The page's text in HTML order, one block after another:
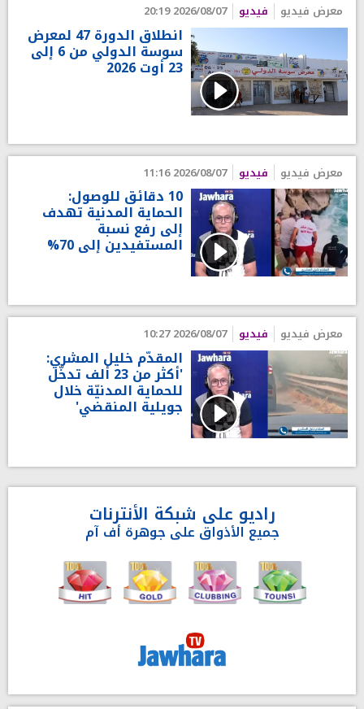
معرض فيديو فيديو 2026/08/07 20:19
انطلاق الدورة 47 لمعرض
سوسة الدولي من 6 إلى
23 أوت 2026
معرض فيديو فيديو 2026/08/07 11:16
10 دقائق للوصول:
الحماية المدنية تهدف
إلى رفع نسبة
المستفيدين إلى 70%
معرض فيديو فيديو 2026/08/07 10:27
المقدّم خليل المشري:
'أكثر من 23 ألف تدخّل
للحماية المدنيّة خلال
جويلية المنقضي'
راديو على شبكة الأنترنات
جميع الأذواق على جوهرة أف آم